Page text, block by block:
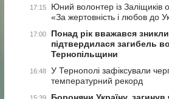
17:15
Юний волонтер із Заліщиків
«За жертовність і любов до
17:00
Понад рік вважався
підтвердилася загибель
Тернопільщини
16:48
У Тернополі зафіксували
температурний рекорд
Боронячи Україну,